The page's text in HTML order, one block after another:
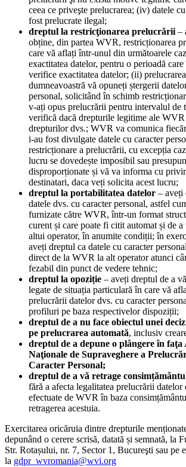
ceea ce priveşte prelucrarea; (iv) datele
fost prelucrate ilegal;
dreptul la restricţionarea prelucrării –
obține, din partea WVR, restricționarea
care vă aflați într-unul din următoarele
exactitatea datelor, pentru o perioadă
verifice exactitatea datelor; (ii)
dumneavoastră vă opuneți ștergerii
personal, solicitând în schimb
v-ați opus prelucrării pentru intervalul de
verifică dacă drepturile legitime ale WVR
drepturilor dvs.; WVR va comunica
i-au fost divulgate datele cu caracter
restricționare a prelucrării, cu excepția
lucru se dovedește imposibil sau
disproporționate și vă va informa cu
destinatari, daca veți solicita acest lucru;
dreptul la portabilitatea datelor – aveți
datele dvs. cu caracter personal, astfel
furnizate către WVR, într-un format
curent și care poate fi citit automat și de a
altui operator, în anumite condiții; în
aveți dreptul ca datele cu caracter
direct de la WVR la alt operator atunci
fezabil din punct de vedere tehnic;
dreptul la opoziție – aveți dreptul de a
legate de situația particulară în care vă
prelucrării datelor dvs. cu caracter
profiluri pe baza respectivelor dispoziții;
dreptul de a nu face obiectul unei
pe prelucrarea automată, inclusiv
dreptul de a depune o plângere în
Naţionale de Supraveghere a
Caracter Personal;
dreptul de a vă retrage
fără a afecta legalitatea prelucrării datelor
efectuate de WVR în baza
retragerea acestuia.
Exercitarea oricăruia dintre drepturile
depunând o cerere scrisă, datată și semnată, la
Str. Rotașului, nr. 7, Sector 1, Bucureşti sau pe
la gdpr_wvromania@wvi.org